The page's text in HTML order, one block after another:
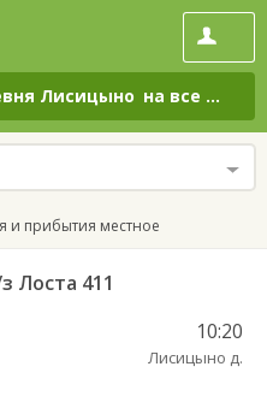
Лисицыно на все дни
и прибытия местное
Лоста 411
10:20
Лисицыно д.